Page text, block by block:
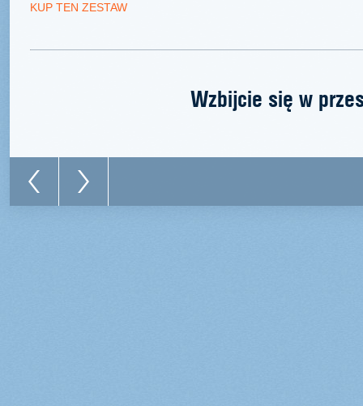
KUP TEN ZESTAW
Wzbijcie się w